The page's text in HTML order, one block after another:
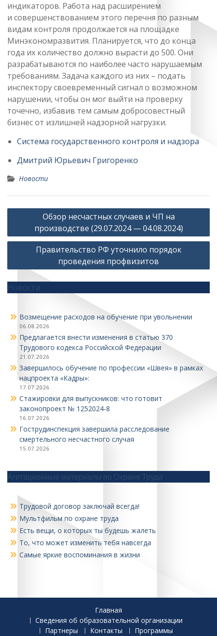
индикаторов. Работа над расширением
и совершенствованием этого перечня по разным
видам контроля продолжается на площадке
Минэкономразвития. Планируется, что до конца
года их количество должно вырасти до 500. Они
разрабатываются по наиболее часто нарушаемым
требованиям. Задача каждого из них – подать
инспектору своевременный сигнал о возможном
нарушении, чтобы он мог выйти на проверку
точечно, избавив тем самым добросовестный
бизнес от излишней надзорной нагрузки.
Система государственного контроля и надзора
Дмитрий Юрьевич Григоренко
Новости
Навигация
записям
Обзор несчастных случаев и ЧП на
производстве (29.07.2024 — 04.08.2024)
Правительство РФ уточнило порядок
проведения профвизитов
Новости
Возмещение расходов на обучение при увольнении
06.08.2026
Предлагается внести изменения в статью 370
Трудового кодекса Российской Федерации
21.07.2026
Завершилось обучение по профессии «Швея» в рамках
нацпроекта «Кадры»:
17.07.2026
Стажировки для выпускников: что готовит
законопроект № 1252024‑8
16.07.2026
Гострудинспекция завершила расследование
смертельного несчастного случая
15.07.2026
Агитационные материалы по Охране Труда
Трудовой договор заключай всегда!
Мультфильм по охране труда
Есть вещи, о которых ты будешь жалеть
То, что может изменить тебя навсегда
Самые яркие воспоминания в жизни
Главная
Сведения об образовательной организации
Партнеры
Контакты Программы